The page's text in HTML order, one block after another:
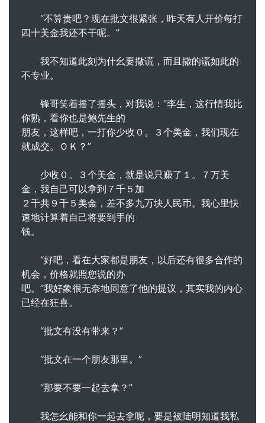
“不算贵吧？现在批文很紧张，昨天有人开价每打
四十美金我还不干呢。”
我不知道此刻为什幺要撒谎，而且撒的谎如此的
不专业。
锋哥笑着摇了摇头，对我说：“李生，这行情我比
你熟，看你也是鲍先生的
朋友，这样吧，一打你少收０。３个美金，我们现在
就成交。ＯＫ？”
少收０。３个美金，就是说只赚了１。７万美
金，我自己可以拿到７千５加
２千共９千５美金，差不多九万块人民币。我心里快
速地计算着自己将要到手的
钱。
“好吧，看在大家都是朋友，以后还有很多合作的
机会，价格就照您说的办
吧。”我好象很无奈地同意了他的提议，其实我的内心
已经在狂喜。
“批文有没有带来？”
“批文在一个朋友那里。”
“那要不要一起去拿？”
我怎幺能和你一起去拿呢，要是被陆明知道我私